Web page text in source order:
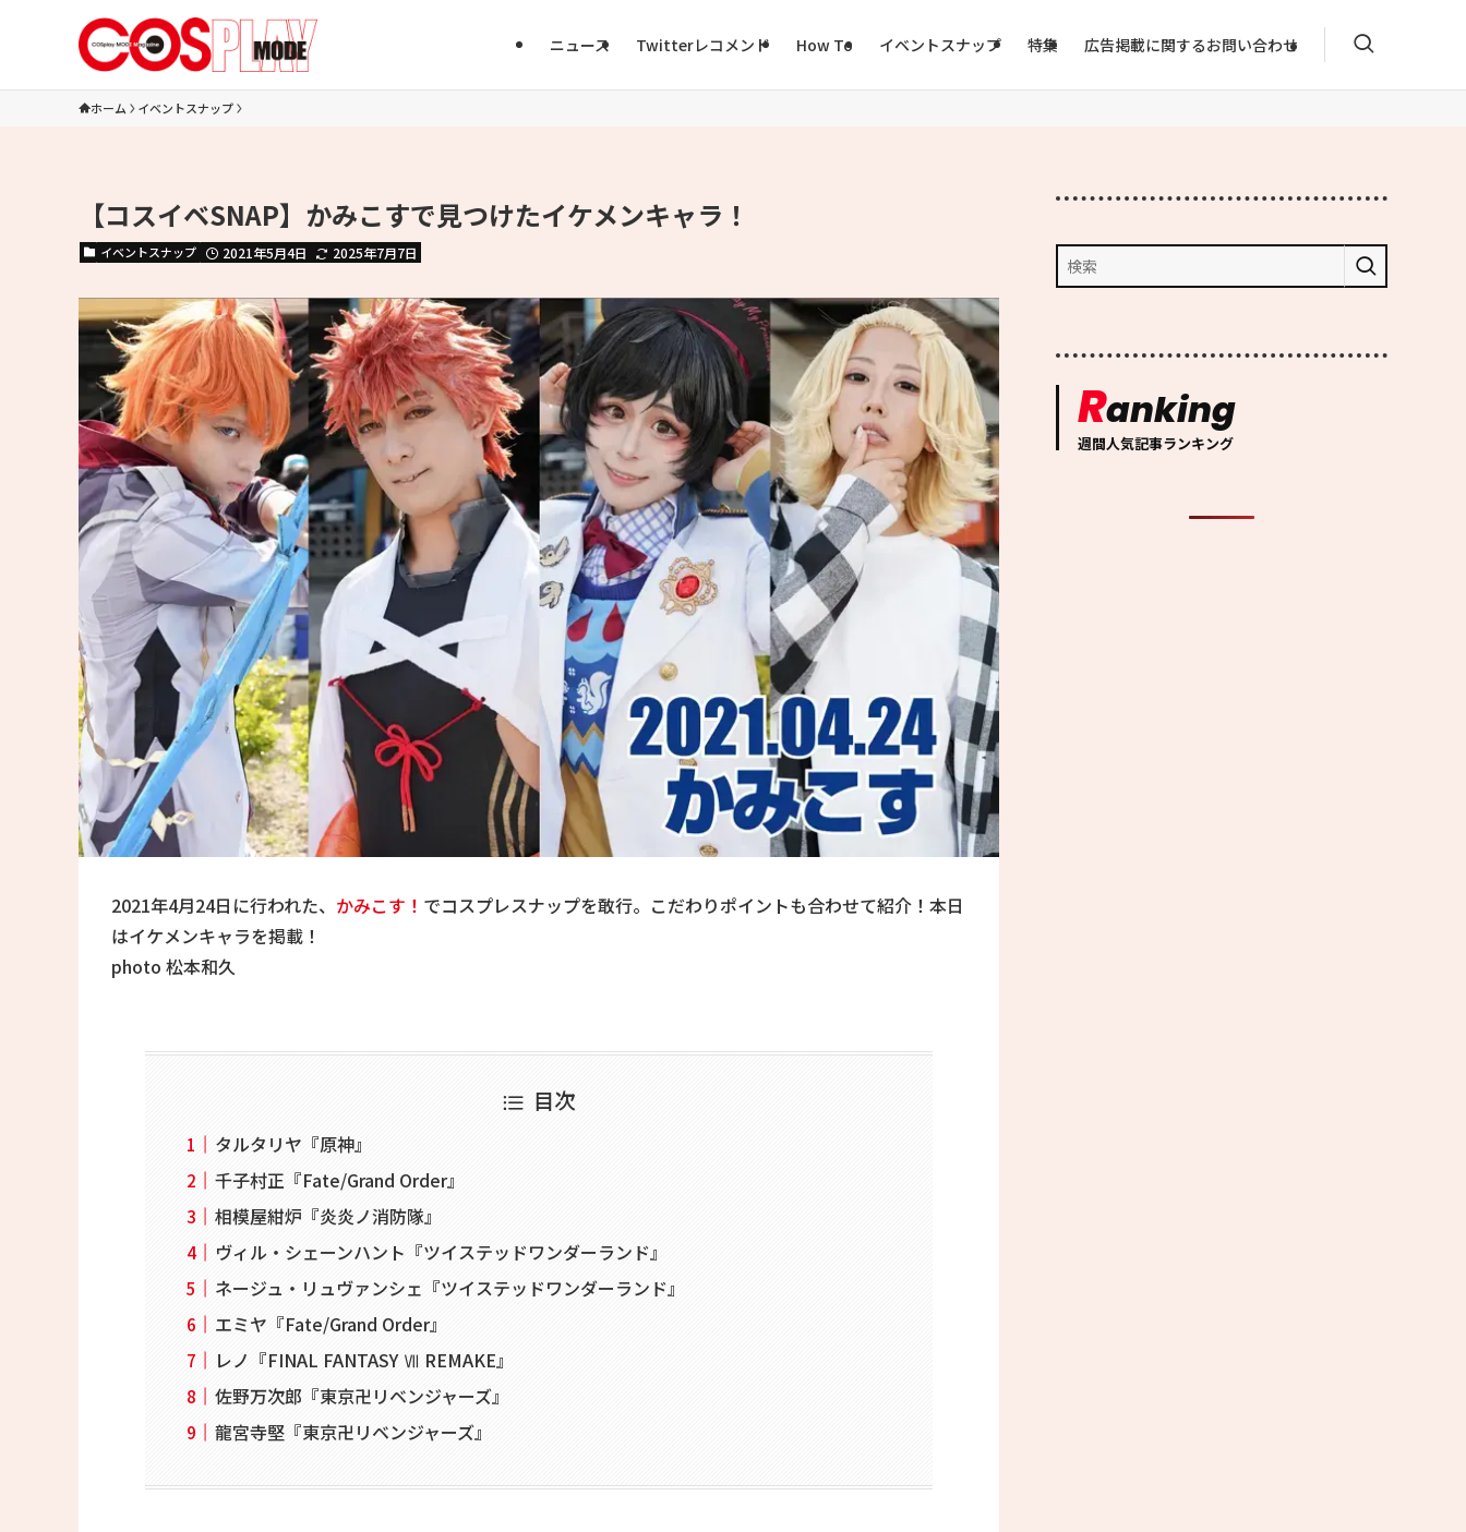
ニュース Twitterレコメンド How To イベントスナップ 特集 広告掲載に関するお問い合わせ
ホーム イベントスナップ
【コスイベSNAP】かみこすで見つけたイケメンキャラ！
イベントスナップ 2021年5月4日 2025年7月7日
2021年4月24日に行われた、 かみこす！ でコスプレスナップを敢行。こだわりポイントも合わせて紹介！本日
はイケメンキャラを掲載！
photo 松本和久
目次
タルタリヤ『原神』
千子村正『Fate/Grand Order』
相模屋紺炉『炎炎ノ消防隊』
ヴィル・シェーンハント『ツイステッドワンダーランド』
ネージュ・リュヴァンシェ『ツイステッドワンダーランド』
エミヤ『Fate/Grand Order』
レノ『FINAL FANTASY Ⅶ REMAKE』
佐野万次郎『東京卍リベンジャーズ』
龍宮寺堅『東京卍リベンジャーズ』
Ranking
週間人気記事ランキング